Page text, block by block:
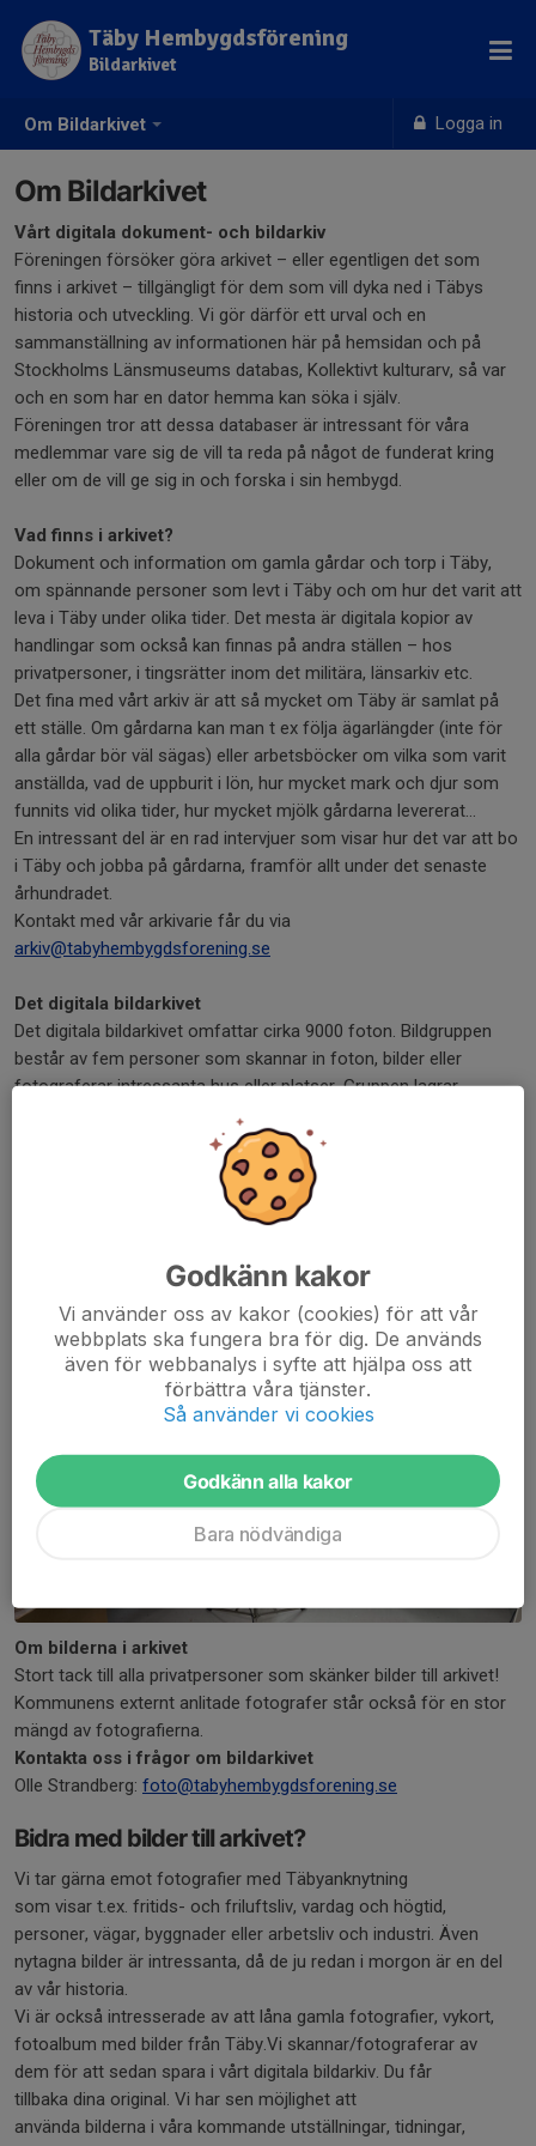
Om Bildarkivet Logga in
Täby Hembygdsförening
Bildarkivet
Om Bildarkivet
Vårt digitala dokument- och bildarkiv
Föreningen försöker göra arkivet – eller egentligen det som
finns i arkivet – tillgängligt för dem som vill dyka ned i Täbys
historia och utveckling. Vi gör därför ett urval och en
sammanställning av informationen här på hemsidan och på
Stockholms Länsmuseums databas, Kollektivt kulturarv, så var
och en som har en dator hemma kan söka i själv.
Föreningen tror att dessa databaser är intressant för våra
medlemmar vare sig de vill ta reda på något de funderat kring
eller om de vill ge sig in och forska i sin hembygd.
Vad finns i arkivet?
Dokument och information om gamla gårdar och torp i Täby,
om spännande personer som levt i Täby och om hur det varit att
leva i Täby under olika tider. Det mesta är digitala kopior av
handlingar som också kan finnas på andra ställen – hos
privatpersoner, i tingsrätter inom det militära, länsarkiv etc.
Det fina med vårt arkiv är att så mycket om Täby är samlat på
ett ställe. Om gårdarna kan man t ex följa ägarlängder (inte för
alla gårdar bör väl sägas) eller arbetsböcker om vilka som varit
anställda, vad de uppburit i lön, hur mycket mark och djur som
funnits vid olika tider, hur mycket mjölk gårdarna levererat…
En intressant del är en rad intervjuer som visar hur det var att bo
i Täby och jobba på gårdarna, framför allt under det senaste
århundradet.
Kontakt med vår arkivarie får du via
arkiv@tabyhembygdsforening.se
Det digitala bildarkivet
Det digitala bildarkivet omfattar cirka 9000 foton. Bildgruppen
består av fem personer som skannar in foton, bilder eller
fotograferar intressanta hus eller platser. Gruppen lagrar
bilderna i föreningens digitala arkiv och på
Kontakt med vår bildgrupp får du via e-
foto@tabyhembygdsforening.se
Om bilderna i arkivet
Stort tack till alla privatpersoner som skänker bilder till arkivet!
Kommunens externt anlitade fotografer står också för en stor
mängd av fotografierna.
Kontakta oss i frågor om bildarkivet
Olle Strandberg: foto@tabyhembygdsforening.se
Bidra med bilder till arkivet?
Vi tar gärna emot fotografier med Täbyanknytning
som visar t.ex. fritids- och friluftsliv, vardag och högtid,
personer, vägar, byggnader eller arbetsliv och industri. Även
nytagna bilder är intressanta, då de ju redan i morgon är en del
av vår historia.
Vi är också intresserade av att låna gamla fotografier, vykort,
fotoalbum med bilder från Täby.Vi skannar/fotograferar av
dem för att sedan spara i vårt digitala bildarkiv. Du får
tillbaka dina original. Vi har sen möjlighet att
använda bilderna i våra kommande utställningar, tidningar,
Godkänn kakor
Vi använder oss av kakor (cookies) för att vår
webbplats ska fungera bra för dig. De används
även för webbanalys i syfte att hjälpa oss att
förbättra våra tjänster.
Så använder vi cookies
Godkänn alla kakor
Bara nödvändiga